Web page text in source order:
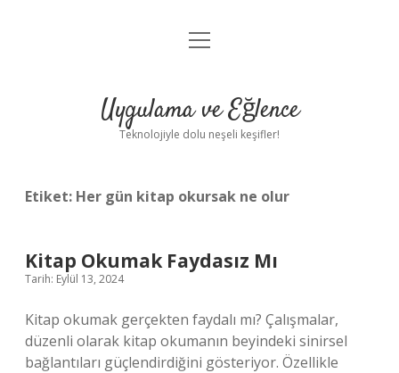
Anasayfa
Yasal Uyarı
menüyü
Uygulama ve Eğlence
Teknolojiyle dolu neşeli keşifler!
Etiket: Her gün kitap okursak ne olur
Kitap Okumak Faydasız Mı
Tarih: Eylül 13, 2024
Kitap okumak gerçekten faydalı mı? Çalışmalar,
düzenli olarak kitap okumanın beyindeki sinirsel
bağlantıları güçlendirdiğini gösteriyor. Özellikle